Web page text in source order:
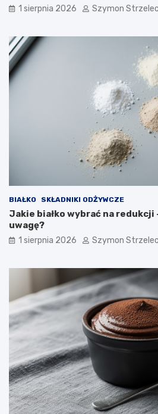
1 sierpnia 2026 Szymon
BIAŁKO SKŁADNIKI ODŻYWCZE
Jakie białko wybrać na redukcji
uwagę?
1 sierpnia 2026 Szymon